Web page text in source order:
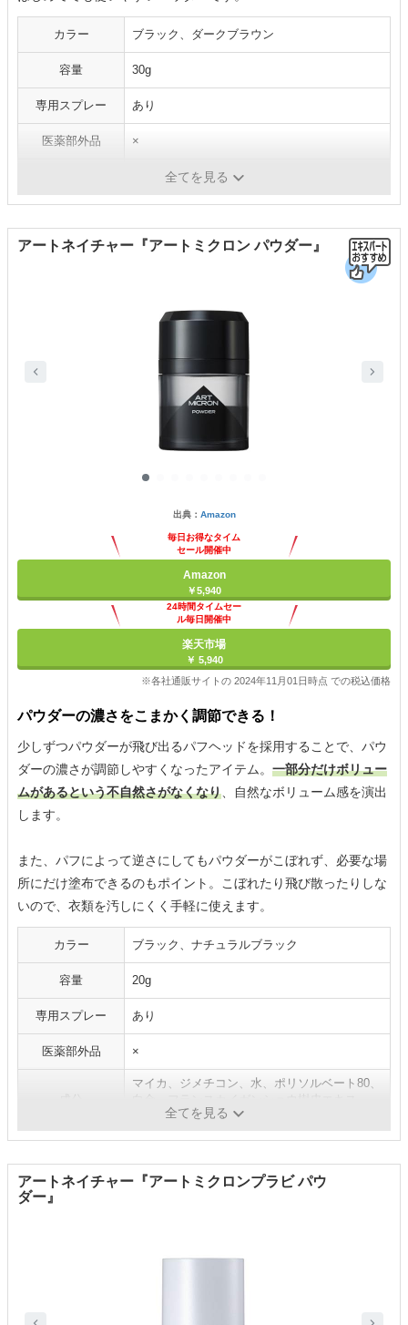
カラー ブラック、ダークブラウン
容量 30g
専用スプレー あり
医薬部外品 ×
全てを見る
アートネイチャー『アートミクロン パウダー』
出典： Amazon
毎日お得なタイム
セール開催中
Amazon
￥5,940
24時間タイムセー
ル毎日開催中
楽天市場
￥ 5,940
※各社通販サイトの 2024年11月01日時点 での税込価格
パウダーの濃さをこまかく調節できる！
少しずつパウダーが飛び出るパフヘッドを採用することで、パウ
ダーの濃さが調節しやすくなったアイテム。 一部分だけボリュー
ムがあるという不自然さがなくなり、自然なボリューム感を演出
します。
また、パフによって逆さにしてもパウダーがこぼれず、必要な場
所にだけ塗布できるのもポイント。こぼれたり飛び散ったりしな
いので、衣類を汚しにくく手軽に使えます。
カラー ブラック、ナチュラルブラック
容量 20g
専用スプレー あり
医薬部外品 ×
マイカ、ジメチコン、水、ポリソルベート80、
（＋／－）酸化鉄、酸化チタン
全てを見る
アートネイチャー『アートミクロンプラビ パウ
ダー』